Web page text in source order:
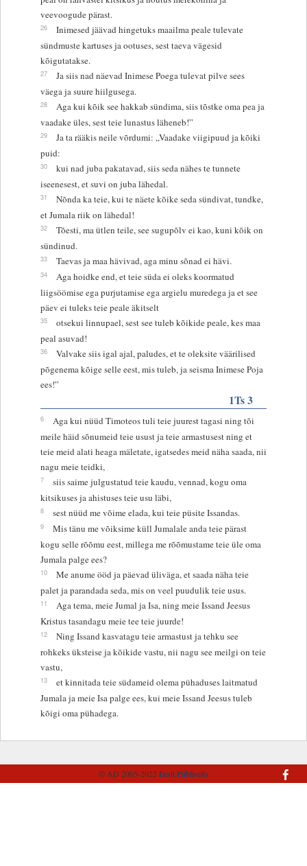
veevoogude pärast.
26
Inimesed jäävad hingetuks maailma peale tulevate
sündmuste kartuses ja ootuses, sest taeva vägesid
kõigutatakse.
27
Ja siis nad näevad Inimese Poega tulevat pilve sees
väega ja suure hiilgusega.
28
Aga kui kõik see hakkab sündima, siis tõstke oma pea ja
vaadake üles, sest teie lunastus läheneb!”
29
Ja ta rääkis neile võrdumi: „Vaadake viigipuud ja kõiki
puid:
30
kui nad juba pakatavad, siis seda nähes te tunnete
iseenesest, et suvi on juba lähedal.
31
Nõnda ka teie, kui te näete kõike seda sündivat, tundke,
et Jumala riik on lähedal!
32
Tõesti, ma ütlen teile, see sugupõlv ei kao, kuni kõik on
sündinud.
33 Taevas ja maa hävivad, aga minu sõnad ei hävi.
34
Aga hoidke end, et teie süda ei oleks koormatud
liigsöömise ega purjutamise ega argielu muredega ja et see
päev ei tuleks teie peale äkitselt
35
otsekui linnupael, sest see tuleb kõikide peale, kes maa
peal asuvad!
36
Valvake siis igal ajal, paludes, et te oleksite väärilised
põgenema kõige selle eest, mis tuleb, ja seisma Inimese Poja
ees!”
1Ts 3
6
Aga kui nüüd Timoteos tuli teie juurest tagasi ning tõi
meile häid sõnumeid teie usust ja teie armastusest ning et
teie meid alati heaga mäletate, igatsedes meid näha saada, nii
nagu meie teidki,
7
siis saime julgustatud teie kaudu, vennad, kogu oma
kitsikuses ja ahistuses teie usu läbi,
8 sest nüüd me võime elada, kui teie püsite Issandas.
9
Mis tänu me võiksime küll Jumalale anda teie pärast
kogu selle rõõmu eest, millega me rõõmustame teie üle oma
Jumala palge ees?
10
Me anume ööd ja päevad üliväga, et saada näha teie
palet ja parandada seda, mis on veel puudulik teie usus.
11
Aga tema, meie Jumal ja Isa, ning meie Issand Jeesus
Kristus tasandagu meie tee teie juurde!
12
Ning Issand kasvatagu teie armastust ja tehku see
rohkeks üksteise ja kõikide vastu, nii nagu see meilgi on teie
vastu,
13
et kinnitada teie südameid olema pühaduses laitmatud
Jumala ja meie Isa palge ees, kui meie Issand Jeesus tuleb
kõigi oma pühadega.
© AD 2005-2022Eesti Piibliselts